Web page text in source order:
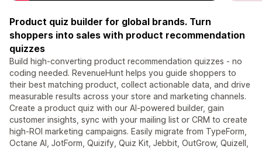
Product quiz builder for global brands. Turn
shoppers into sales with product recommendation
quizzes
Build high-converting product recommendation quizzes - no
coding needed. RevenueHunt helps you guide shoppers to
their best matching product, collect actionable data, and drive
measurable results across your store and marketing channels.
Create a product quiz with our AI-powered builder, gain
customer insights, sync with your mailing list or CRM to create
high-ROI marketing campaigns. Easily migrate from TypeForm,
Octane AI, JotForm, Quizify, Quiz Kit, Jebbit, OutGrow, Quizell,